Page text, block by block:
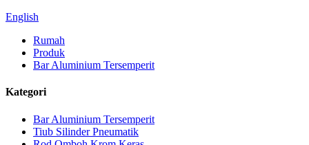
English
Rumah
Produk
Bar Aluminium Tersemperit
Kategori
Bar Aluminium Tersemperit
Tiub Silinder Pneumatik